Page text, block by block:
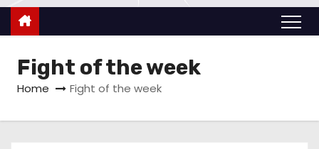
Fight of the week
Home Fight of the week